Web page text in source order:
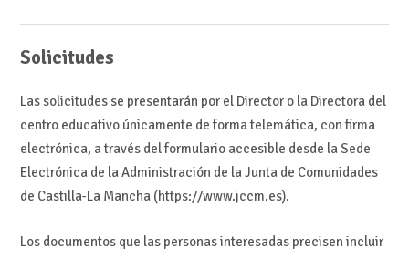
Solicitudes
Las solicitudes se presentarán por el Director o la Directora del
centro educativo únicamente de forma telemática, con firma
electrónica, a través del formulario accesible desde la Sede
Electrónica de la Administración de la Junta de Comunidades
de Castilla-La Mancha (https://www.jccm.es).
Los documentos que las personas interesadas precisen incluir